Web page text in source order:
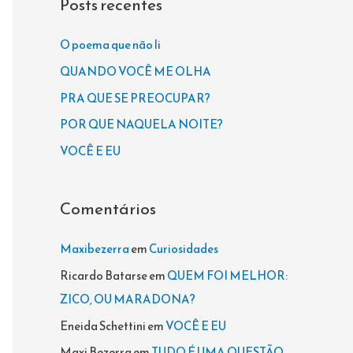
i
s
a
o
:
O poema que não li
QUANDO VOCÊ ME OLHA
PRA QUE SE PREOCUPAR?
POR QUE NAQUELA NOITE?
VOCÊ E EU
Comentários
MaxibezerraemCuriosidades
Ricardo BatarseemQUEM FOI MELHOR:
ZICO, OU MARADONA?
Eneida SchettiniemVOCÊ E EU